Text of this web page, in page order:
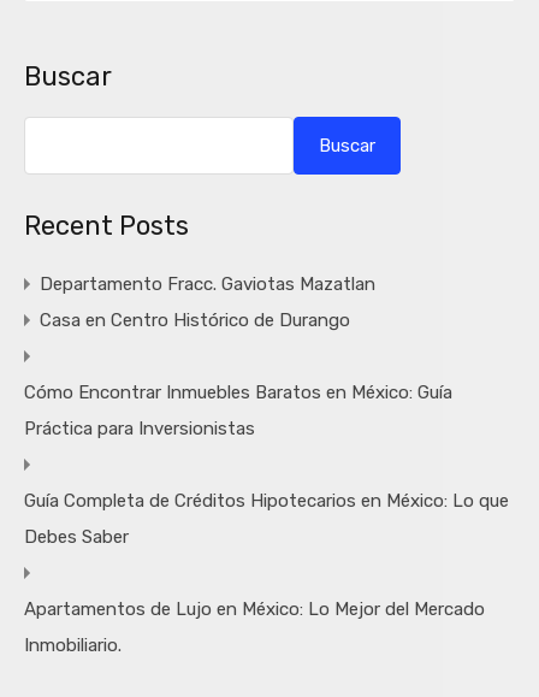
Buscar
Buscar
Recent Posts
Departamento Fracc. Gaviotas Mazatlan
Casa en Centro Histórico de Durango
Cómo Encontrar Inmuebles Baratos en México: Guía
Práctica para Inversionistas
Guía Completa de Créditos Hipotecarios en México: Lo que
Debes Saber
Apartamentos de Lujo en México: Lo Mejor del Mercado
Inmobiliario.